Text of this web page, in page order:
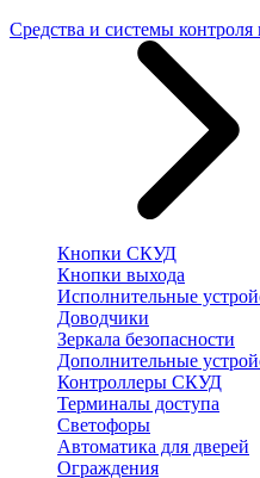
Средства и системы
Кнопки СКУД
Кнопки выхода
Исполнительные
Доводчики
Зеркала безопасности
Дополнительные
Контроллеры СКУД
Терминалы доступа
Светофоры
Автоматика для дверей
Ограждения